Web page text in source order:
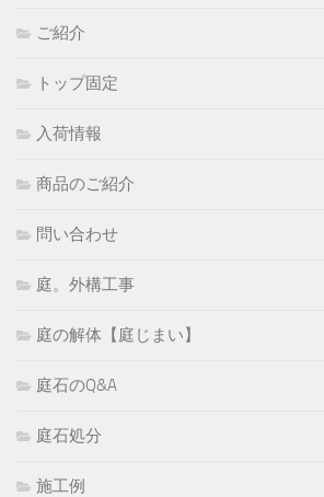
ご紹介
トップ固定
入荷情報
商品のご紹介
問い合わせ
庭。外構工事
庭の解体【庭じまい】
庭石のQ&A
庭石処分
施工例